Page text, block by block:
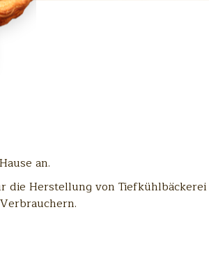
an.
die Herstellung von